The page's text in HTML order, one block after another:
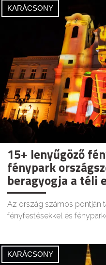
KARÁCSONY
15+ lenyűgöző
fénypark
beragyogja a téli
Az ország számos pontján
fényfestésekkel és
KARÁCSONY